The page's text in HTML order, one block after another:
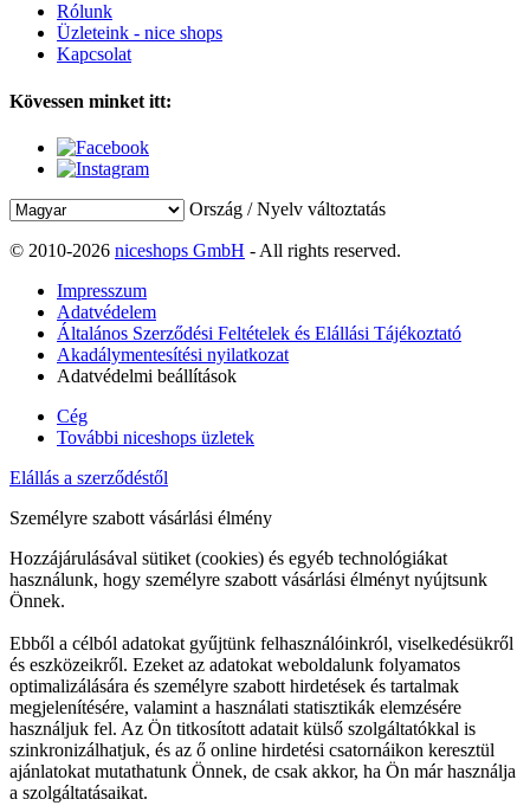
Rólunk
Üzleteink - nice shops
Kapcsolat
Kövessen minket itt:
Ország / Nyelv változtatás
© 2010-2026 niceshops GmbH - All rights reserved.
Impresszum
Adatvédelem
Általános Szerződési Feltételek és Elállási Tájékoztató
Akadálymentesítési nyilatkozat
Adatvédelmi beállítások
Cég
További niceshops üzletek
Elállás a szerződéstől
Személyre szabott vásárlási élmény
Hozzájárulásával sütiket (cookies) és egyéb technológiákat
használunk, hogy személyre szabott vásárlási élményt nyújtsunk
Önnek.
Ebből a célból adatokat gyűjtünk felhasználóinkról, viselkedésükről
és eszközeikről. Ezeket az adatokat weboldalunk folyamatos
optimalizálására és személyre szabott hirdetések és tartalmak
megjelenítésére, valamint a használati statisztikák elemzésére
használjuk fel. Az Ön titkosított adatait külső szolgáltatókkal is
szinkronizálhatjuk, és az ő online hirdetési csatornáikon keresztül
ajánlatokat mutathatunk Önnek, de csak akkor, ha Ön már használja
a szolgáltatásaikat.